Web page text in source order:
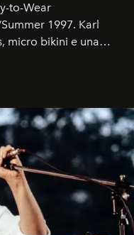
to-Wear
1997. Karl
micro bikini e una
Trent'anni dopo,
che abbiamo.